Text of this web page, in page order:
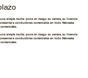
simple multa: pone en riesgo su carrera, su licencia
a conductores comerciales en todo Nebraska
simple multa: pone en riesgo su carrera, su licencia
a conductores comerciales en todo Nebraska